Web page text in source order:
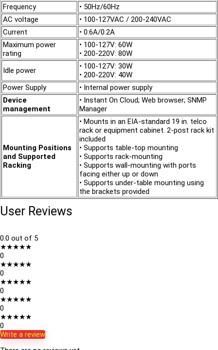
Frequency
• 50Hz/60Hz
AC voltage
• 100-127VAC / 200-240VAC
Current
• 0.6A/0.2A
Maximum power
rating
• 100-127V: 60W
• 200-220V: 80W
Idle power
• 100-127V: 30W
• 200-220V: 40W
Power Supply
• Internal power supply
Device
management
• Instant On Cloud; Web browser; SNMP
Manager
Mounting Positions
and Supported
Racking
• Mounts in an EIA-standard 19 in. telco
rack or equipment cabinet. 2-post rack kit
included
• Supports table-top mounting
• Supports rack-mounting
• Supports wall-mounting with ports
facing either up or down
• Supports under-table mounting using
the brackets provided
User Reviews
0.0 out of 5
★★★★★
0
★★★★★
0
★★★★★
0
★★★★★
0
★★★★★
0
Write a review